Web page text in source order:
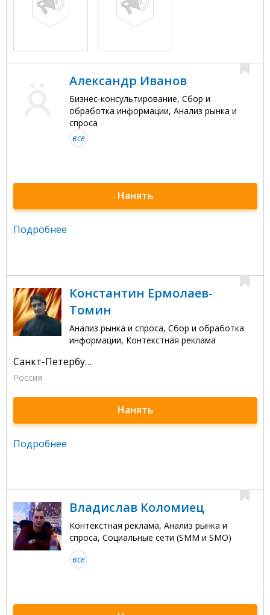
Александр Иванов
Бизнес-консультирование, Сбор и
обработка информации, Анализ рынка и
спроса
все
Нанять
Подробнее
Константин Ермолаев-
Томин
Анализ рынка и спроса, Сбор и обработка
информации, Контекстная реклама
Санкт-Петербург
Россия
Нанять
Подробнее
Владислав Коломиец
Контекстная реклама, Анализ рынка и
спроса, Социальные сети (SMM и SMO)
все